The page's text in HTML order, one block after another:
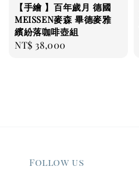
【手繪 】百年歲月 德國
MEISSEN麥森 畢德麥雅
繽紛落咖啡壺組
Regular
NT$ 38,000
Follow us